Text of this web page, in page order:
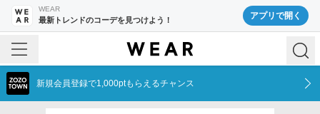
WEAR
最新トレンドのコーデを見つけよう！ アプリで開く
新規会員登録で1,000ptもらえるチャンス